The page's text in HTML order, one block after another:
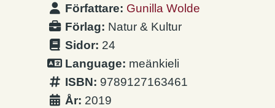
Författare: Gunilla Wolde
Förlag: Natur & Kultur
Sidor: 24
Language: meänkieli
ISBN: 9789127163461
År: 2019